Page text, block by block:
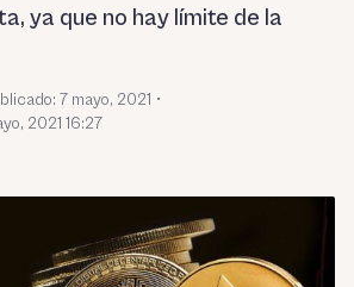
ya que no hay límite de la
7 mayo, 2021 •
2021 16:27